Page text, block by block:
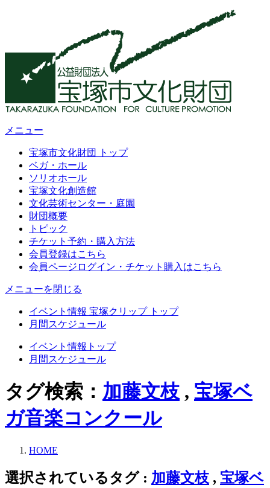
メニュー
宝塚市文化財団 トップ
ベガ・ホール
ソリオホール
宝塚文化創造館
文化芸術センター・庭園
財団概要
トピック
チケット予約・購入方法
会員登録はこちら
会員ページログイン・チケット購入はこちら
メニューを閉じる
イベント情報 宝塚クリップ トップ
月間スケジュール
イベント情報トップ
月間スケジュール
タグ検索： 加藤文枝 , 宝塚ベ
ガ音楽コンクール
HOME
選択されているタグ : 加藤文枝 , 宝塚ベ